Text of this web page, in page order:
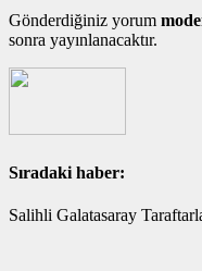
Gönderdiğiniz yorum
sonra yayınlanacaktır.
Sıradaki haber:
Salihli Galatasaray